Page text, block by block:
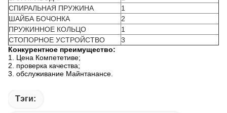
СПИРАЛЬНАЯ ПРУЖИНА
1
ШАЙБА БОЧОНКА
2
ПРУЖИННОЕ КОЛЬЦО
1
СТОПОРНОЕ УСТРОЙСТВО
3
Конкурентное преимущество:
1. Цена Компететиве;
2. проверка качества;
3. обслуживание Майнтанансе.
Тэги: